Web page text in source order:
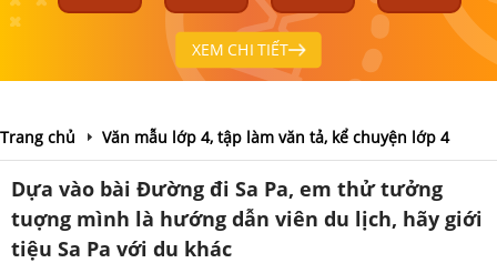
XEM CHI TIẾT
Trang chủ Văn mẫu lớp 4, tập làm văn tả, kể chuyện lớp 4
Dựa vào bài Đường đi Sa Pa, em thử tưởng
tuợng mình là hướng dẫn viên du lịch, hãy giới
tiệu Sa Pa với du khác